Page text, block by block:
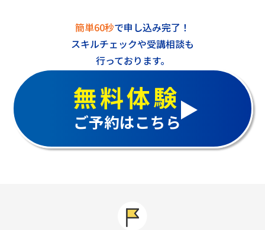
簡単60秒で申し込み完了！
スキルチェックや受講相談も
行っております。
無料体験
ご予約はこちら